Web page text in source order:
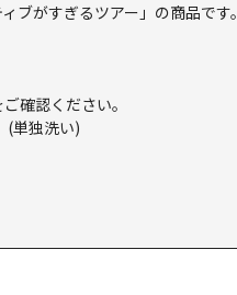
がすぎるツアー」の商品です。
確認ください。
(単独洗い)